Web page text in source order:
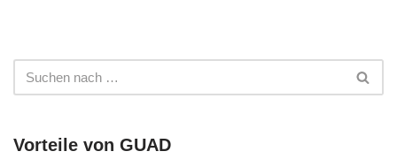
Vorteile von GUAD